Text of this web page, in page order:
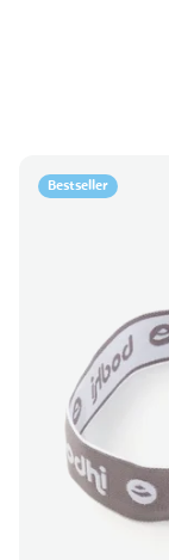
Bestseller